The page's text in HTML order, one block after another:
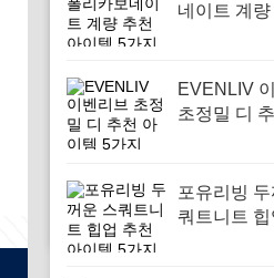
네이트 계
EVENLIV
초정밀 디
포유리빙
쿼트니트